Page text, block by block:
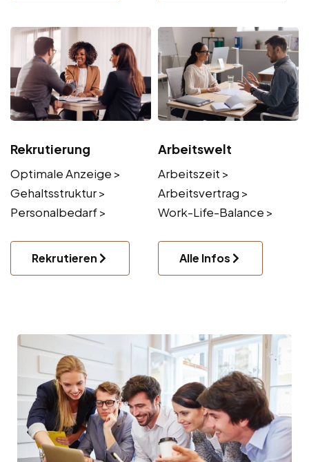
Rekrutierung
Optimale Anzeige >
Gehaltsstruktur >
Personalbedarf >
Rekrutieren
Arbeitswelt
Arbeitszeit >
Arbeitsvertrag >
Work-Life-Balance >
Alle Infos